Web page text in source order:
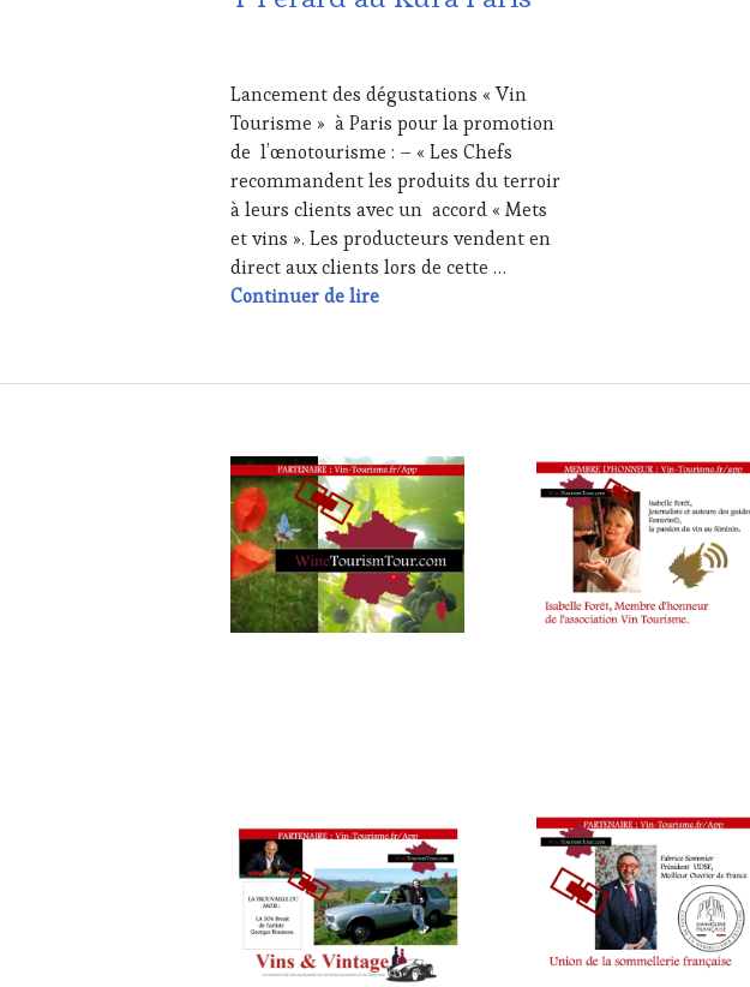
2017
Lancement des dégustations « Vin
Tourisme » à Paris pour la promotion
de l’œnotourisme : – « Les Chefs
recommandent les produits du terroir
à leurs clients avec un accord « Mets
et vins ». Les producteurs vendent en
direct aux clients lors de cette …
Continuer de lireWine Tasting Paris – Vin Tourisme :